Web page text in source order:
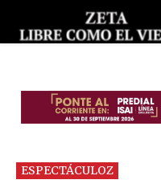
ESPECTÁCULOZ